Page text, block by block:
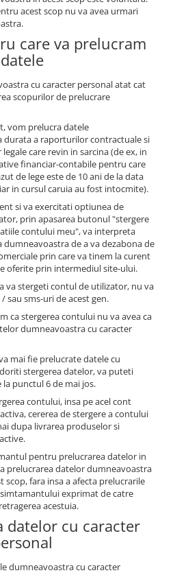
acest scop nu va avea urmari
care va prelucram
datele
cu caracter personal atat cat
scopurilor de prelucrare
vom prelucra datele
durata a raporturilor contractuale si
care revin in sarcina (de ex, in
financiar-contabile pentru care
de lege este de 10 ani de la data
in cursul caruia au fost intocmite).
si va exercitati optiunea de
prin apasarea butonul "stergere
contului meu", va interpreta
dumneavoastra de a va dezabona de
prin care va tinem la curent
oferite prin intermediul site-ului.
va stergeti contul de utilizator, nu va
sau sms-uri de acest gen.
ca stergerea contului nu va avea ca
dumneavoastra cu caracter
mai fie prelucrate datele cu
stergerea datelor, va puteti
punctul 6 de mai jos.
contului, insa pe acel cont
cererea de stergere a contului
dupa livrarea produselor si
pentru prelucrarea datelor in
prelucrarea datelor dumneavoastra
scop, fara insa a afecta prelucrarile
exprimat de catre
acestuia.
datelor cu caracter
dumneavoastra cu caracter